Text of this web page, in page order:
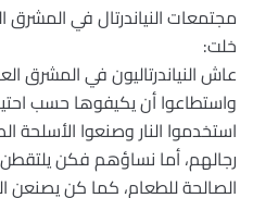
خلت:
عاش النياندرتاليون في المشرق
واستطاعوا أن يكيفوها حسب
استخدموا النار وصنعوا الأسلحة
رجالهم، أما نساؤهم فكن يلتقطن
الصالحة للطعام، كما كن يصنعن